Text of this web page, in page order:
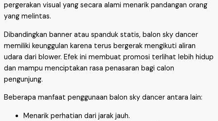
pergerakan visual yang secara alami menarik pandangan orang
yang melintas.
Dibandingkan banner atau spanduk statis, balon sky dancer
memiliki keunggulan karena terus bergerak mengikuti aliran
udara dari blower. Efek ini membuat promosi terlihat lebih hidup
dan mampu menciptakan rasa penasaran bagi calon
pengunjung.
Beberapa manfaat penggunaan balon sky dancer antara lain:
Menarik perhatian dari jarak jauh.